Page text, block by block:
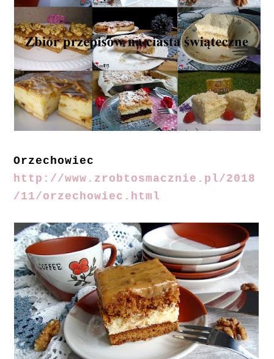
Orzechowiec
http://www.zrobtosmacznie.pl/2018
/11/orzechowiec.html